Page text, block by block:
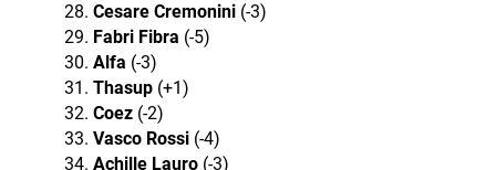
Cesare Cremonini(-3)
Fabri Fibra (-5)
Alfa (-3)
Thasup(+1)
Coez(-2)
Vasco Rossi (-4)
Achille Lauro(-3)